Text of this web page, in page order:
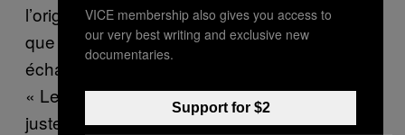
l’origine de la résistance, selon lui, ajoutant
que la municipalité n’a que de rares
échanges avec la communauté musulmane.
« Les gens ici ne sont pas habitués,
justement, il n’y a pas de musulmans ici,
VICE membership also gives you access to
our very best writing and exclusive new
documentaries.
Support for $2